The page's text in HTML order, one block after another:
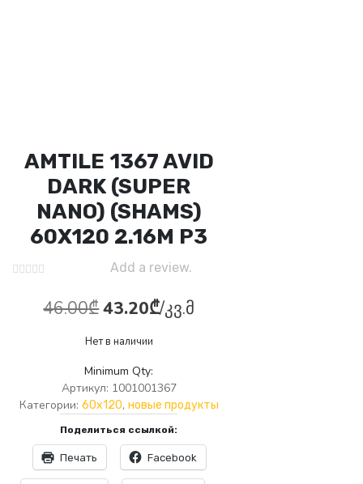
AMTILE 1367 AVID
DARK (SUPER
NANO) (SHAMS)
60X120 2.16M P3
Add a review.
46.00₾Первоначальная
46.00₾.
43.20₾Текущая
/კვ.მ
Нет в наличии
Minimum Qty:
Артикул: 1001001367
Категории: 60x120, новые продукты
Поделиться ссылкой:
Печать Facebook